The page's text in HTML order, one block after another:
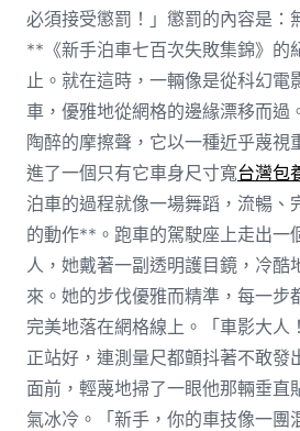
必須接受懲罰！」懲罰的內容是：
**《新手泊車七百次失敗集錦》的
止。就在這時，一輛像是從科幻電
車，優雅地從網格的邊緣漂移而過
陶醉的摩擦聲，它以一種近乎蔑視
進了一個只有它車身尺寸寬台灣包
泊車的過程就像一場舞蹈，流暢、
的動作**。跑車的駕駛座上走出一
人，她戴著一副透明護目鏡，冷酷
來。她的步伐優雅而精準，每一步
完美地落在網格線上。「車影大人
正站好，連測量尺都顫抖著不敢發
面前，輕蔑地掃了一眼他那輛垂直
氣冰冷。「新手，你的車技像一團